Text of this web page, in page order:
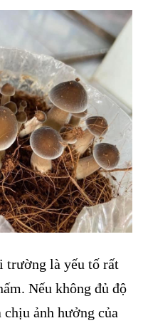
trường là yếu tố rất
Nếu không đủ độ
ảnh hưởng của